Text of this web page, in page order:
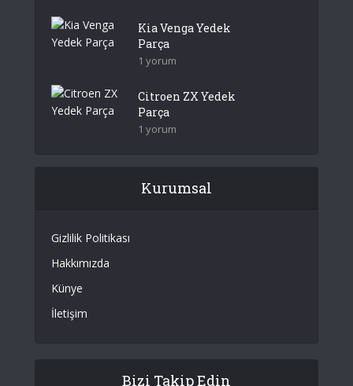
Kia Venga Yedek
Parça
1 yorum
Citroen ZX Yedek
Parça
1 yorum
Kurumsal
Gizlilik Politikası
Hakkımızda
Künye
İletişim
Bizi Takip Edin